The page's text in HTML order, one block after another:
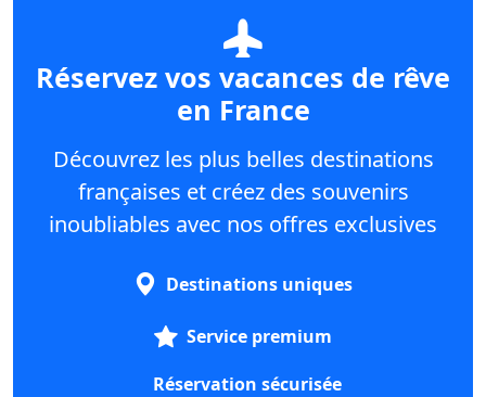
Réservez vos vacances de rêve
en France
Découvrez les plus belles destinations
françaises et créez des souvenirs
inoubliables avec nos offres exclusives
Destinations uniques
Service premium
Réservation sécurisée